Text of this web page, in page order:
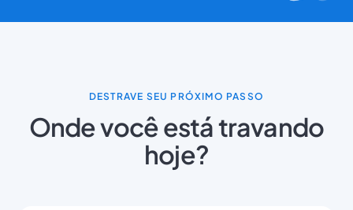
DESTRAVE SEU PRÓXIMO PASSO
Onde você está travando
hoje?